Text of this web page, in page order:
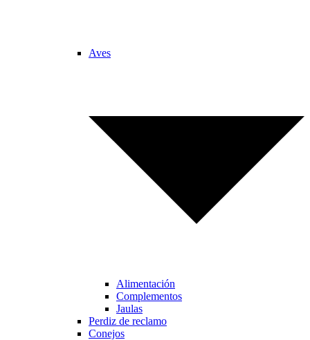
Aves
Alimentación
Complementos
Jaulas
Perdiz de reclamo
Conejos